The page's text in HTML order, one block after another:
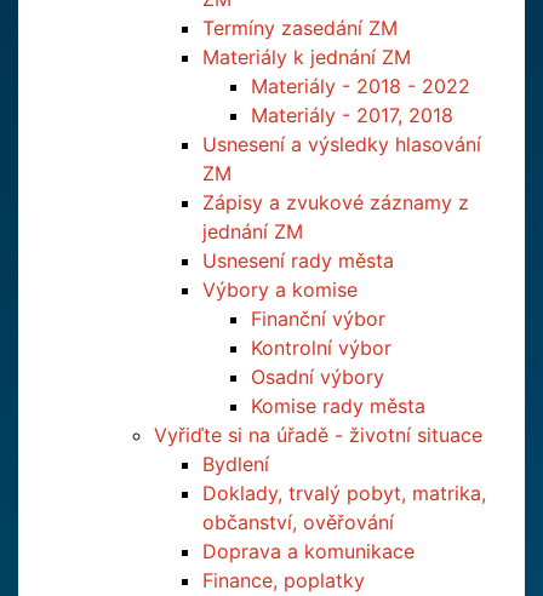
Termíny zasedání ZM
Materiály k jednání ZM
Materiály - 2018 - 2022
Materiály - 2017, 2018
Usnesení a výsledky hlasování
ZM
Zápisy a zvukové záznamy z
jednání ZM
Usnesení rady města
Výbory a komise
Finanční výbor
Kontrolní výbor
Osadní výbory
Komise rady města
Vyřiďte si na úřadě - životní situace
Bydlení
Doklady, trvalý pobyt, matrika,
občanství, ověřování
Doprava a komunikace
Finance, poplatky